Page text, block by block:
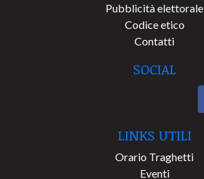
Pubblicità elettorale
Codice etico
Contatti
SOCIAL
LINKS UTILI
Orario Traghetti
Eventi